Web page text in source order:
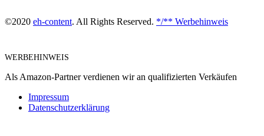
©2020 eh-content. All Rights Reserved. */** Werbehinweis
WERBEHINWEIS
Als Amazon-Partner verdienen wir an qualifizierten Verkäufen
Impressum
Datenschutzerklärung